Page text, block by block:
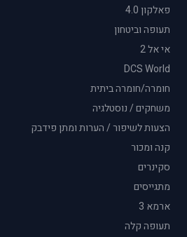
פאלקון 4.0
תעופה וביטחון
אי אל 2
DCS World
חומרה/חומרה ביתית
משחקים / נוסטלגיה
הצעות לשיפור / הערות ומתן פידבק
קנה ומכור
סקינרים
מתגייסים
ארמא 3
תעופה קלה